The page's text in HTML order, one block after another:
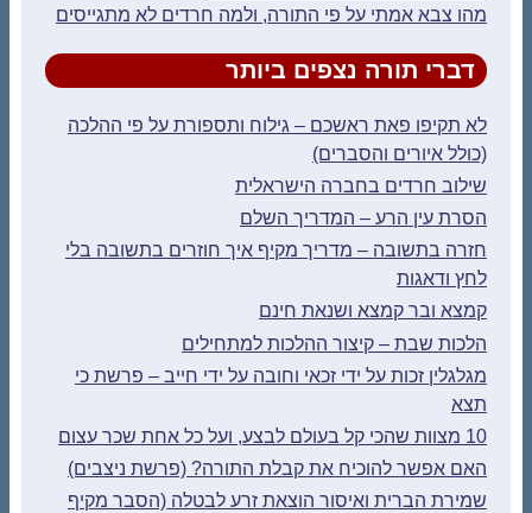
מהו צבא אמתי על פי התורה, ולמה חרדים לא מתגייסים
דברי תורה נצפים ביותר
לא תקיפו פאת ראשכם – גילוח ותספורת על פי ההלכה
(כולל איורים והסברים)
שילוב חרדים בחברה הישראלית
הסרת עין הרע – המדריך השלם
חזרה בתשובה – מדריך מקיף איך חוזרים בתשובה בלי
לחץ ודאגות
קמצא ובר קמצא ושנאת חינם
הלכות שבת – קיצור ההלכות למתחילים
מגלגלין זכות על ידי זכאי וחובה על ידי חייב – פרשת כי
תצא
10 מצוות שהכי קל בעולם לבצע, ועל כל אחת שכר עצום
האם אפשר להוכיח את קבלת התורה? (פרשת ניצבים)
שמירת הברית ואיסור הוצאת זרע לבטלה (הסבר מקיף